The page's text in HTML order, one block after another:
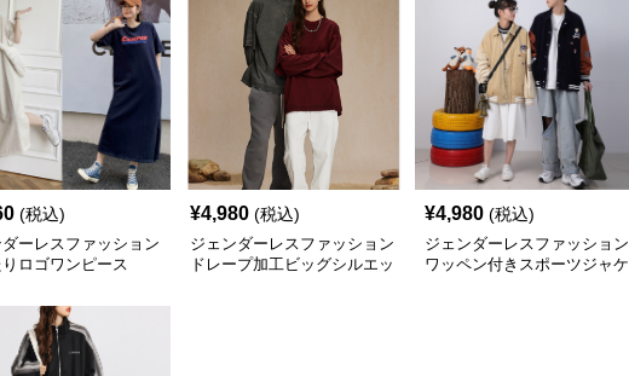
(税込)
ーレスファッション
ロゴワンピース
¥4,980 (税込)
ジェンダーレスファッション
ドレープ加工ビッグシルエッ
¥4,980 (税込)
ジェンダーレスファッション
ワッペン付きスポーツジャケ